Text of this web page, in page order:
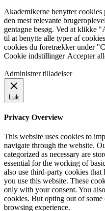
Akademikerne benytter
den mest relevante
gentagne besøg. Ved at klikke
til at benytte alle typer af
cookies du foretrækker under
Cookie indstillinger Accepter
Administrer tilladelser
Luk
Privacy Overview
This website uses cookies to
navigate through the website.
categorized as necessary are
essential for the working of
also use third-party cookies
you use this website. These
only with your consent. You
cookies. But opting out of
browsing experience.